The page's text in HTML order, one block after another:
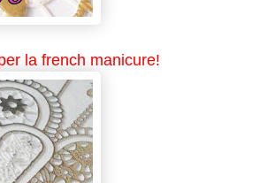
la french manicure!